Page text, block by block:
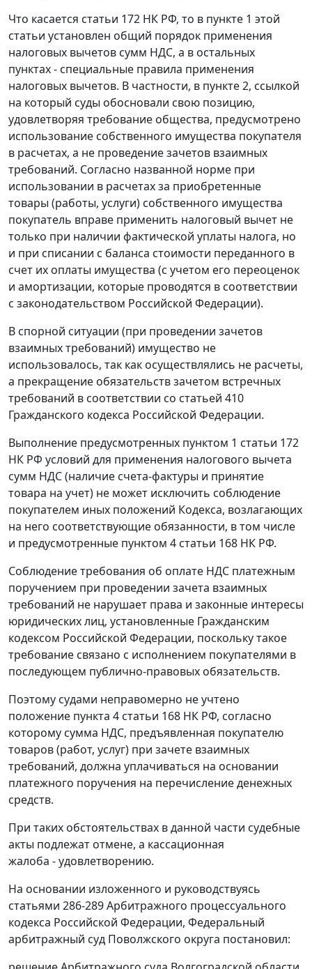
Что касается статьи 172 НК РФ, то в пункте 1 этой
статьи установлен общий порядок применения
налоговых вычетов сумм НДС, а в остальных
пунктах - специальные правила применения
налоговых вычетов. В частности, в пункте 2, ссылкой
на который суды обосновали свою позицию,
удовлетворяя требование общества, предусмотрено
использование собственного имущества покупателя
в расчетах, а не проведение зачетов взаимных
требований. Согласно названной норме при
использовании в расчетах за приобретенные
товары (работы, услуги) собственного имущества
покупатель вправе применить налоговый вычет не
только при наличии фактической уплаты налога, но
и при списании с баланса стоимости переданного в
счет их оплаты имущества (с учетом его переоценок
и амортизации, которые проводятся в соответствии
с законодательством Российской Федерации).
В спорной ситуации (при проведении зачетов
взаимных требований) имущество не
использовалось, так как осуществлялись не расчеты,
а прекращение обязательств зачетом встречных
требований в соответствии со статьей 410
Гражданского кодекса Российской Федерации.
Выполнение предусмотренных пунктом 1 статьи 172
НК РФ условий для применения налогового вычета
сумм НДС (наличие счета-фактуры и принятие
товара на учет) не может исключить соблюдение
покупателем иных положений Кодекса, возлагающих
на него соответствующие обязанности, в том числе
и предусмотренные пунктом 4 статьи 168 НК РФ.
Соблюдение требования об оплате НДС платежным
поручением при проведении зачета взаимных
требований не нарушает права и законные интересы
юридических лиц, установленные Гражданским
кодексом Российской Федерации, поскольку такое
требование связано с исполнением покупателями в
последующем публично-правовых обязательств.
Поэтому судами неправомерно не учтено
положение пункта 4 статьи 168 НК РФ, согласно
которому сумма НДС, предъявленная покупателю
товаров (работ, услуг) при зачете взаимных
требований, должна уплачиваться на основании
платежного поручения на перечисление денежных
средств.
При таких обстоятельствах в данной части судебные
акты подлежат отмене, а кассационная
жалоба - удовлетворению.
На основании изложенного и руководствуясь
статьями 286-289Арбитражного процессуального
кодекса Российской Федерации, Федеральный
арбитражный суд Поволжского округа постановил: